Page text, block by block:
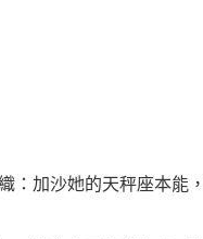
：加沙她的天秤座本能